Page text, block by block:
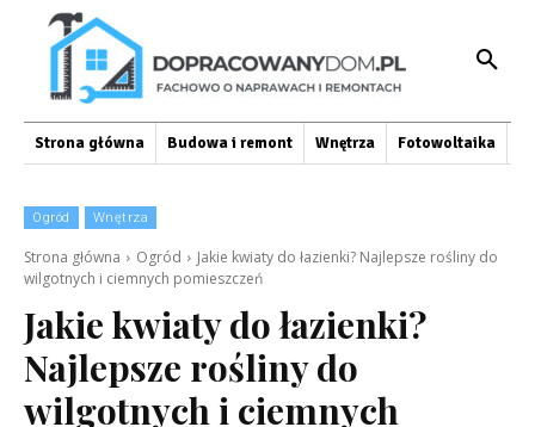
Strona główna Budowa i remont Wnętrza Fotowoltaika
Ogród Wnętrza
Strona główna Ogród
Jakie kwiaty do łazienki? Najlepsze rośliny do
wilgotnych i ciemnych pomieszczeń
Jakie kwiaty do łazienki?
Najlepsze rośliny do
wilgotnych i ciemnych